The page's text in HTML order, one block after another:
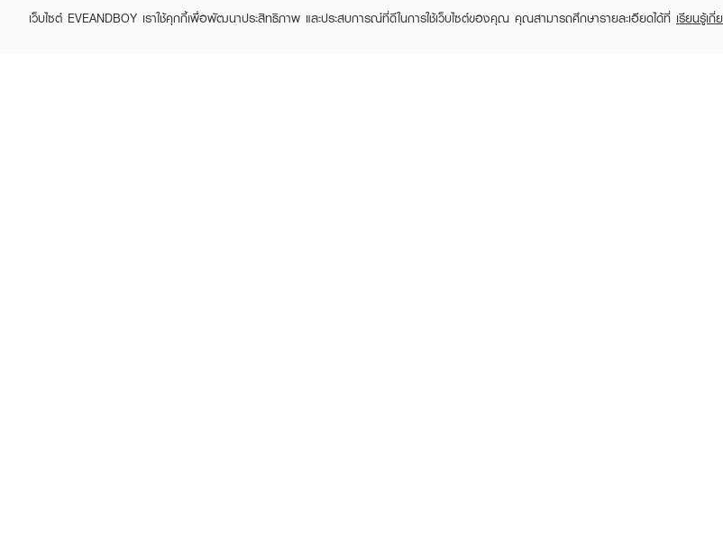
เว็บไซต์ EVEANDBOY เราใช้คุกกี้เพื่อพัฒนาประสิทธิภาพ และประสบการณ์ที่ดีในการใช้เว็บไซต์ของคุณ คุณสามารถศึกษารายละเอียดได้ที่ เรียนรู้เ